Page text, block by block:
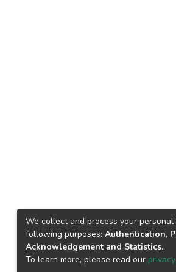
We collect and process your
following purposes: Authentication,
Acknowledgement and Statistics.
To learn more, please read our